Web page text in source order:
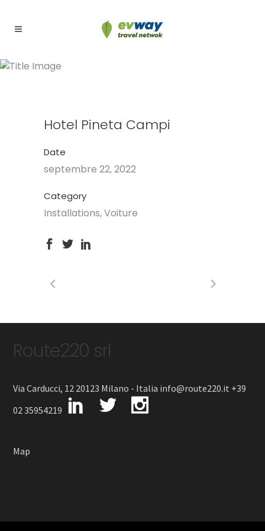
Hotel Pineta Campi
Hotel Pineta Campi
Date
septembre 22, 2022
Category
Installations, Voiture
Route220 srl
Via Carducci, 12 20123 Milano - Italia info@route220.it +39
02 35954219
Map